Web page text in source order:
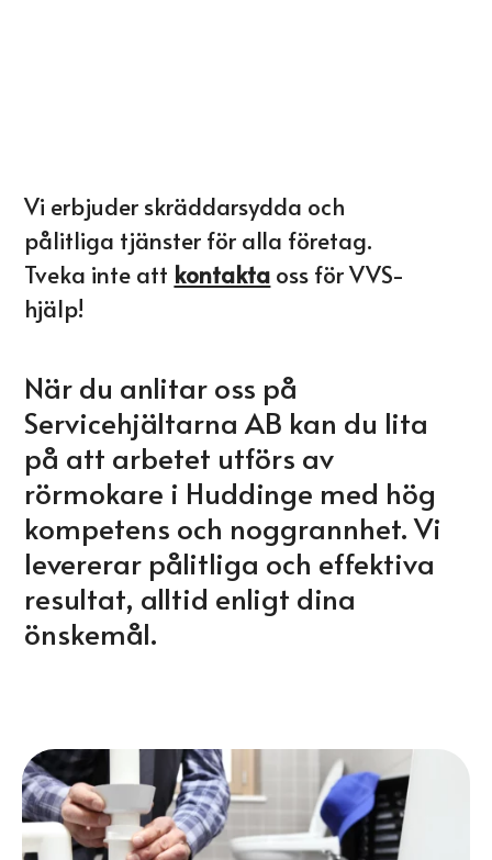
Vi erbjuder skräddarsydda och
pålitliga tjänster för alla företag.
Tveka inte att kontakta oss för VVS-
hjälp!
När du anlitar oss på
Servicehjältarna AB kan du lita
på att arbetet utförs av
rörmokare i Huddinge med hög
kompetens och noggrannhet. Vi
levererar pålitliga och effektiva
resultat, alltid enligt dina
önskemål.